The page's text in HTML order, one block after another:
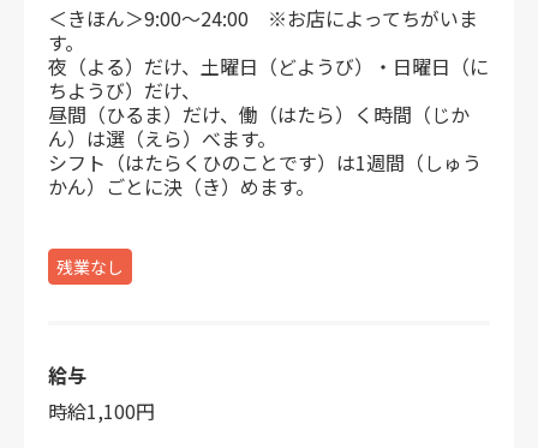
＜きほん＞9:00～24:00 ※お店によってちがいま
す。
夜（よる）だけ、土曜日（どようび）・日曜日（に
ちようび）だけ、
昼間（ひるま）だけ、働（はたら）く時間（じか
ん）は選（えら）べます。
シフト（はたらくひのことです）は1週間（しゅう
かん）ごとに決（き）めます。
残業なし
給与
時給1,100円